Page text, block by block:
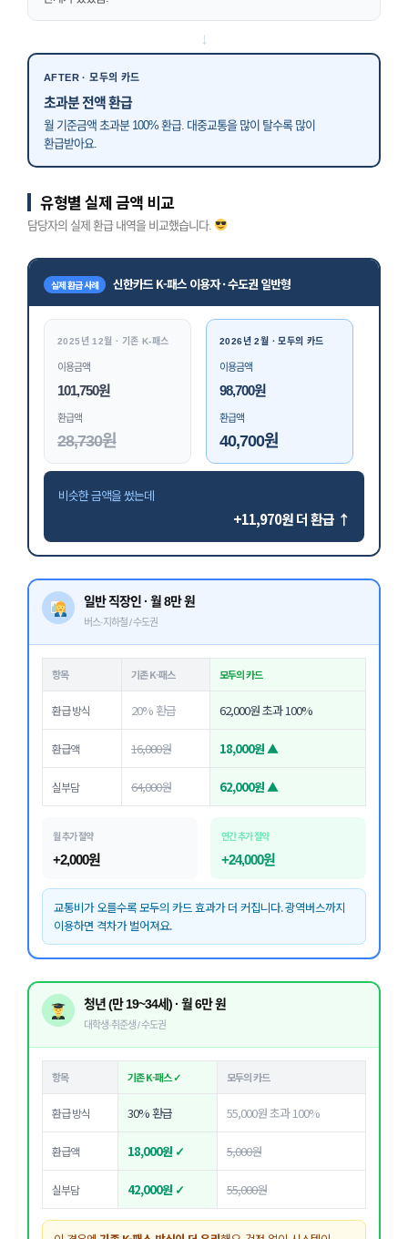
↓
AFTER · 모두의 카드
초과분 전액 환급
월 기준금액 초과분 100% 환급. 대중교통을 많이 탈수록 많이
환급받아요.
유형별 실제 금액 비교
담당자의 실제 환급 내역을 비교했습니다.
실제 환급 사례 신한카드 K-패스 이용자 · 수도권 일반형
2025년 12월 · 기존 K-패스
이용금액
101,750원
환급액
28,730원
2026년 2월 · 모두의 카드
이용금액
98,700원
환급액
40,700원
비슷한 금액을 썼는데
+11,970원 더 환급 ↑
일반 직장인 · 월 8만 원
버스·지하철 / 수도권
항목 기존 K-패스 모두의 카드
환급 방식 20% 환급 62,000원 초과 100%
환급액 16,000원 18,000원 ▲
실부담 64,000원 62,000원 ▲
월 추가 절약
+2,000원
연간 추가 절약
+24,000원
교통비가 오를수록 모두의 카드 효과가 더 커집니다. 광역버스까지
이용하면 격차가 벌어져요.
청년 (만 19~34세) · 월 6만 원
대학생·취준생 / 수도권
항목 기존 K-패스 ✓ 모두의 카드
환급 방식 30% 환급 55,000원 초과 100%
환급액 18,000원 ✓ 5,000원
실부담 42,000원 ✓ 55,000원